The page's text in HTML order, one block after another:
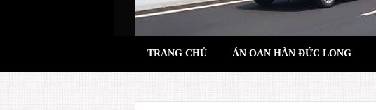
TRANG CHỦ ÁN OAN HÀN ĐỨC LONG